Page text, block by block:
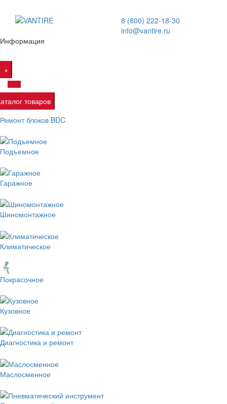
8 (800) 222-18-30
info@vantire.ru
Информация
×
товаров
Ремонт блоков BDC
Подъемное
Гаражное
Шиномонтажное
Климатическое
Покрасочное
Кузовное
Диагностика и ремонт
Маслосменное